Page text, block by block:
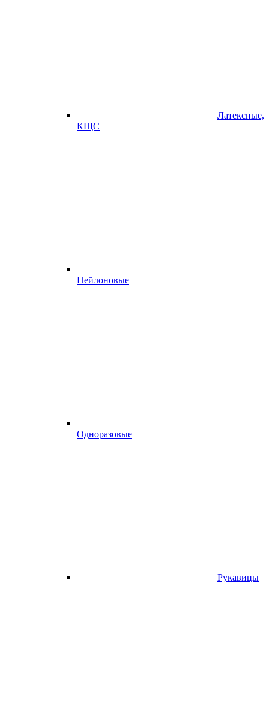
Латексные,
КЩС
Нейлоновые
Одноразовые
Рукавицы